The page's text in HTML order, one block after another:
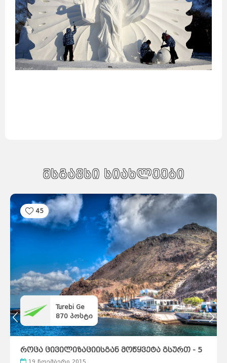
მსგავსი სიახლეები
45
Turebi Ge
870 პოსტი
როცა ცივილიზაციისგან მოწყვეტა გსურთ - 5
საუკეთესო ადგილი
19 ნოემბერი 2015